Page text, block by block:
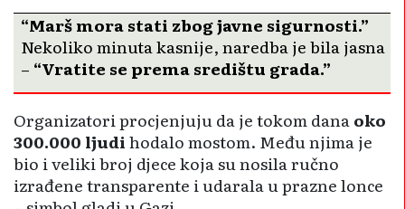
“Marš mora stati zbog javne sigurnosti.”
Nekoliko minuta kasnije, naredba je bila jasna
– “Vratite se prema središtu grada.”
Organizatori procjenjuju da je tokom danaoko
300.000 ljudihodalo mostom. Među njima je
bio i veliki broj djece koja su nosila ručno
izrađene transparente i udarala u prazne lonce